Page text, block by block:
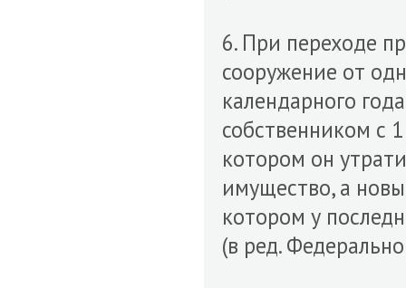
6. При переходе
сооружение от
календарного
собственником с
котором он
имущество, а
котором у
(в ред.